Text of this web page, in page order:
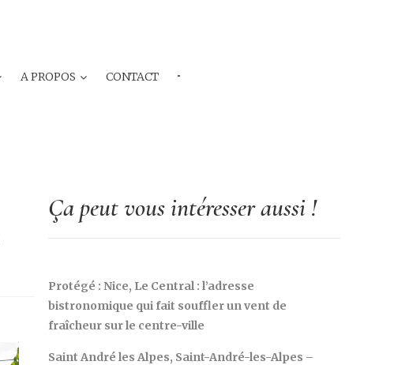
A PROPOS CONTACT ···
Ça peut vous intéresser aussi !
Protégé : Nice, Le Central : l’adresse
bistronomique qui fait souffler un vent de
fraîcheur sur le centre-ville
Saint André les Alpes, Saint-André-les-Alpes –